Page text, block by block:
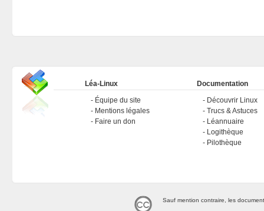
Léa-Linux
Équipe du site
Mentions légales
Faire un don
Documentation
Découvrir Linux
Trucs & Astuces
Léannuaire
Logithèque
Pilothèque
Sauf mention contraire, les